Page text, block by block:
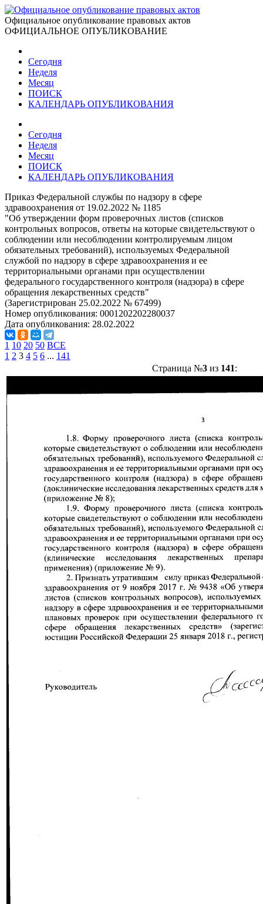
Официальное опубликование правовых актов
ОФИЦИАЛЬНОЕ ОПУБЛИКОВАНИЕ
Сегодня
Неделя
Месяц
ПОИСК
КАЛЕНДАРЬ ОПУБЛИКОВАНИЯ
Сегодня
Неделя
Месяц
ПОИСК
КАЛЕНДАРЬ ОПУБЛИКОВАНИЯ
Приказ Федеральной службы по надзору в сфере
здравоохранения от 19.02.2022 № 1185
"Об утверждении форм проверочных листов (списков
контрольных вопросов, ответы на которые свидетельствуют о
соблюдении или несоблюдении контролируемым лицом
обязательных требований), используемых Федеральной
службой по надзору в сфере здравоохранения и ее
территориальными органами при осуществлении
федерального государственного контроля (надзора) в сфере
обращения лекарственных средств"
(Зарегистрирован 25.02.2022 № 67499)
Номер опубликования: 0001202202280037
Дата опубликования: 28.02.2022
1 10 20 50 ВСЕ
1 2 3 4 5 6 ... 141
Страница №3из 141: